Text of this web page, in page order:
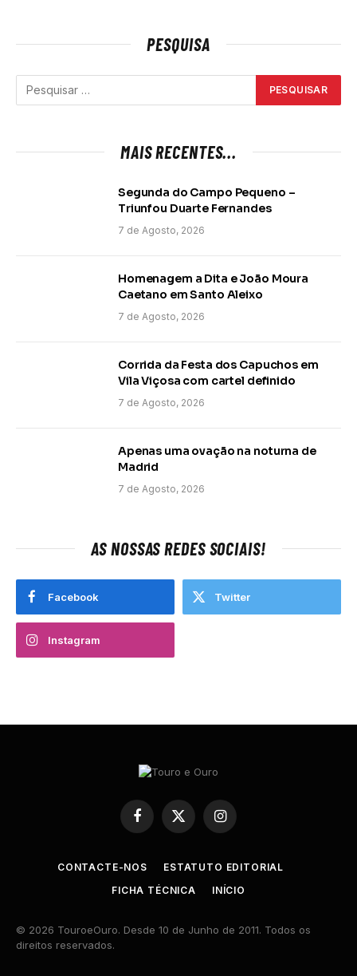
PESQUISA
MAIS RECENTES...
Segunda do Campo Pequeno –
Triunfou Duarte Fernandes
7 de Agosto, 2026
Homenagem a Dita e João Moura
Caetano em Santo Aleixo
7 de Agosto, 2026
Corrida da Festa dos Capuchos em
Vila Viçosa com cartel definido
7 de Agosto, 2026
Apenas uma ovação na noturna de
Madrid
7 de Agosto, 2026
AS NOSSAS REDES SOCIAIS!
Facebook Twitter
Instagram
Facebook
X
(Twitter)
Instagram
CONTACTE-NOS
ESTATUTO EDITORIAL
FICHA TÉCNICA
INÍCIO
© 2026 TouroeOuro. Desde 10 de Junho de 2011. Todos os
direitos reservados.